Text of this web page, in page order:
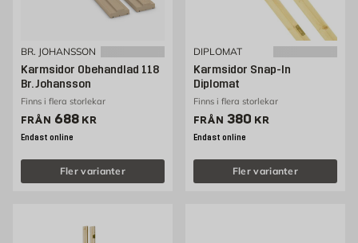
BR. JOHANSSON
Karmsidor Obehandlad 118
Br. Johansson
Finns i flera storlekar
FRÅN Pris 688 kr
688 KR
Endast online
Fler varianter
DIPLOMAT
Karmsidor Snap-In
Diplomat
Finns i flera storlekar
FRÅN Pris 380 kr
380 KR
Endast online
Fler varianter